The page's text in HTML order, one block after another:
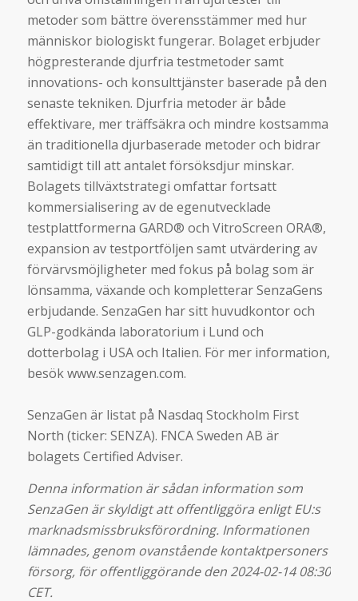
metoder som bättre överensstämmer med hur
människor biologiskt fungerar. Bolaget erbjuder
högpresterande djurfria testmetoder samt
innovations- och konsulttjänster baserade på den
senaste tekniken. Djurfria metoder är både
effektivare, mer träffsäkra och mindre kostsamma
än traditionella djurbaserade metoder och bidrar
samtidigt till att antalet försöksdjur minskar.
Bolagets tillväxtstrategi omfattar fortsatt
kommersialisering av de egenutvecklade
testplattformerna GARD® och VitroScreen ORA®,
expansion av testportföljen samt utvärdering av
förvärvsmöjligheter med fokus på bolag som är
lönsamma, växande och kompletterar SenzaGens
erbjudande. SenzaGen har sitt huvudkontor och
GLP-godkända laboratorium i Lund och
dotterbolag i USA och Italien. För mer information,
besök www.senzagen.com.
SenzaGen är listat på Nasdaq Stockholm First
North (ticker: SENZA). FNCA Sweden AB är
bolagets Certified Adviser.
Denna information är sådan information som
SenzaGen är skyldigt att offentliggöra enligt EU:s
marknadsmissbruksförordning. Informationen
lämnades, genom ovanstående kontaktpersoners
försorg, för offentliggörande den 2024-02-14 08:30
CET.